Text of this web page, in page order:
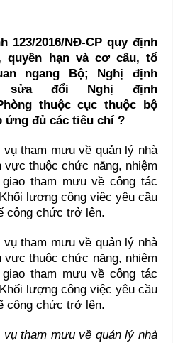
123/2016/NĐ-CP quy định
quyền hạn và cơ cấu, tổ
ngang Bộ; Nghị định
sửa đổi Nghị định
thuộc cục thuộc bộ
ứng đủ các tiêu chí ?
tham mưu về quản lý nhà
thuộc chức năng, nhiệm
tham mưu về công tác
lượng công việc yêu cầu
công chức trở lên.
tham mưu về quản lý nhà
thuộc chức năng, nhiệm
tham mưu về công tác
lượng công việc yêu cầu
công chức trở lên.
tham mưu về quản lý nhà